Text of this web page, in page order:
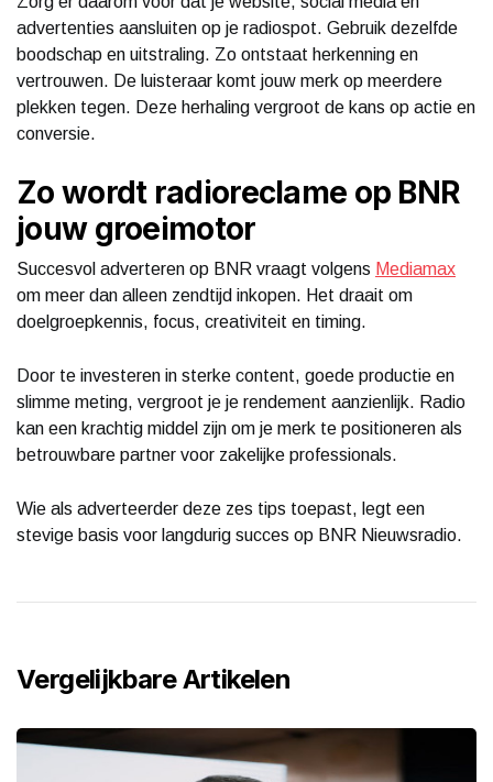
advertenties aansluiten op je radiospot. Gebruik dezelfde
boodschap en uitstraling. Zo ontstaat herkenning en
vertrouwen. De luisteraar komt jouw merk op meerdere
plekken tegen. Deze herhaling vergroot de kans op actie en
conversie.
Zo wordt radioreclame op BNR
jouw groeimotor
Succesvol adverteren op BNR vraagt volgens Mediamax
om meer dan alleen zendtijd inkopen. Het draait om
doelgroepkennis, focus, creativiteit en timing.
Door te investeren in sterke content, goede productie en
slimme meting, vergroot je je rendement aanzienlijk. Radio
kan een krachtig middel zijn om je merk te positioneren als
betrouwbare partner voor zakelijke professionals.
Wie als adverteerder deze zes tips toepast, legt een
stevige basis voor langdurig succes op BNR Nieuwsradio.
Vergelijkbare Artikelen